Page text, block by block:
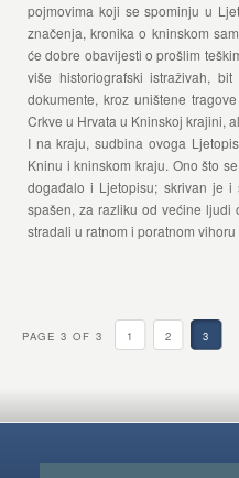
pojmovima koji se spominju u
značenja, kronika o kninskom
će dobre obavijesti o prošlim
više historiografski istraživah,
dokumente, kroz uništene
Crkve u Hrvata u Kninskoj krajini,
I na kraju, sudbina ovoga
Kninu i kninskom kraju. Ono što
događalo i Ljetopisu; skrivan je
spašen, za razliku od većine
stradali u ratnom i poratnom
PAGE 3 OF 3 1 2 3